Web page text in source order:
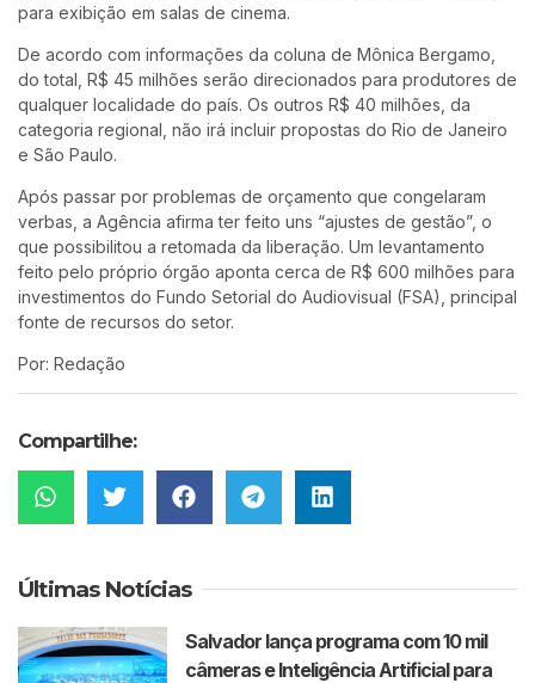
para exibição em salas de cinema.
De acordo com informações da coluna de Mônica Bergamo,
do total, R$ 45 milhões serão direcionados para produtores de
qualquer localidade do país. Os outros R$ 40 milhões, da
categoria regional, não irá incluir propostas do Rio de Janeiro
e São Paulo.
Após passar por problemas de orçamento que congelaram
verbas, a Agência afirma ter feito uns “ajustes de gestão”, o
que possibilitou a retomada da liberação. Um levantamento
feito pelo próprio órgão aponta cerca de R$ 600 milhões para
investimentos do Fundo Setorial do Audiovisual (FSA), principal
fonte de recursos do setor.
Por: Redação
Compartilhe:
Últimas Notícias
Salvador lança programa com 10 mil
câmeras e Inteligência Artificial para